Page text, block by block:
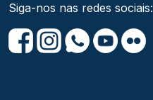
Siga-nos nas redes sociais: